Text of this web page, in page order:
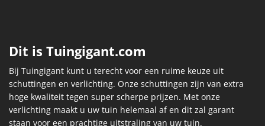
Dit is Tuingigant.com
Bij Tuingigant kunt u terecht voor een ruime keuze uit
schuttingen en verlichting. Onze schuttingen zijn van extra
hoge kwaliteit tegen super scherpe prijzen. Met onze
verlichting maakt u uw tuin helemaal af en dit zal garant
staan voor een prachtige uitstraling van uw tuin.